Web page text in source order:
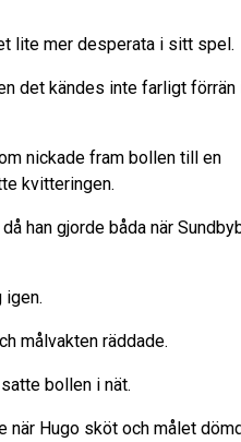
lite mer desperata i sitt spel.
det kändes inte farligt förrän
nickade fram bollen till en
kvitteringen.
han gjorde båda när
igen.
målvakten räddade.
bollen i nät.
Hugo sköt och målet